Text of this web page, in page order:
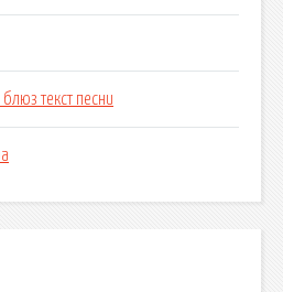
текст песни